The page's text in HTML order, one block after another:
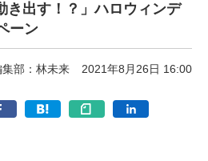
出す！？」ハロウィンデ
ーン
集部：林未来 2021年8月26日 16:00